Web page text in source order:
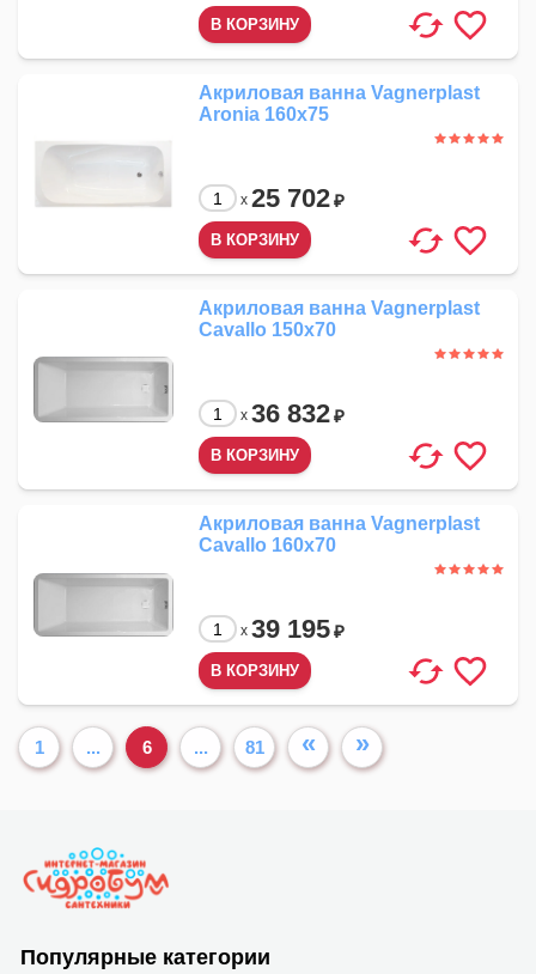
Акриловая ванна Vagnerplast
Aronia 160x75
x 25 702₽
Акриловая ванна Vagnerplast
Cavallo 150x70
x 36 832₽
Акриловая ванна Vagnerplast
Cavallo 160x70
x 39 195₽
1 ... 6 ... 81 « »
Популярные категории